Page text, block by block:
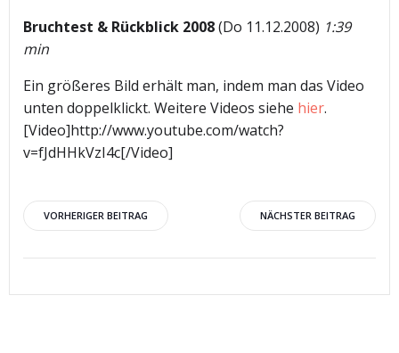
Bruchtest & Rückblick 2008(Do 11.12.2008) 1:39
min
Ein größeres Bild erhält man, indem man das Video
unten doppelklickt. Weitere Videos siehe hier.
[Video]http://www.youtube.com/watch?
v=fJdHHkVzI4c[/Video]
Beitragsnavigation
VORHERIGER BEITRAG NÄCHSTER BEITRAG